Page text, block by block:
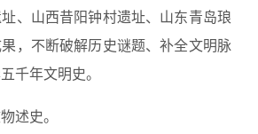
、山西昔阳钟村遗址、山东青岛琅
，不断破解历史谜题、补全文明脉
千年文明史。
述史。